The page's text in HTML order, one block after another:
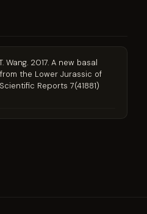
Wang. 2017. A new basal
the Lower Jurassic of
Reports 7(41881)